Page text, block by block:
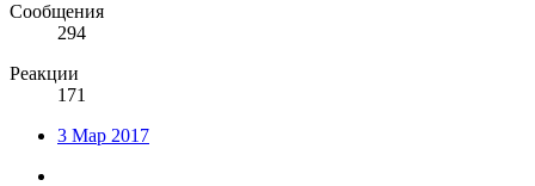
Сообщения
294
Реакции
171
3 Мар 2017